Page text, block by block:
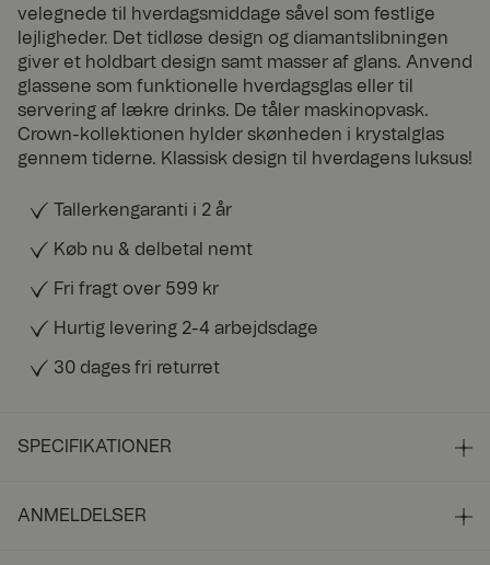
velegnede til hverdagsmiddage såvel som festlige
lejligheder. Det tidløse design og diamantslibningen
giver et holdbart design samt masser af glans. Anvend
glassene som funktionelle hverdagsglas eller til
servering af lækre drinks. De tåler maskinopvask.
Crown-kollektionen hylder skønheden i krystalglas
gennem tiderne. Klassisk design til hverdagens luksus!
Tallerkengaranti i 2 år
Køb nu & delbetal nemt
Fri fragt over 599 kr
Hurtig levering 2-4 arbejdsdage
30 dages fri returret
SPECIFIKATIONER
ANMELDELSER